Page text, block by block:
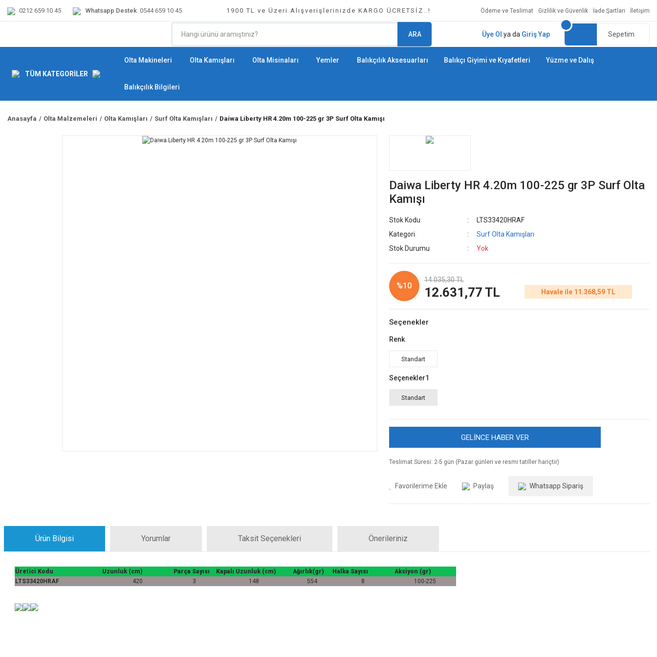
0212 659 10 45 Whatsapp Destek 0544 659 10 45 1900 TL ve Üzeri Alışverişlerinizde KARGO ÜCRETSİZ..! Ödeme ve Teslimat Gizlilik ve Güvenlik İade Şartları İletişim
ARA Üye Ol ya da Giriş Yap Sepetim
TÜM KATEGORİLER
Olta Makineleri Olta Kamışları Olta Misinaları Yemler Balıkçılık Aksesuarları Balıkçı Giyimi ve Kıyafetleri Yüzme ve Dalış
Balıkçılık Bilgileri
Anasayfa Olta Malzemeleri Olta Kamışları Surf Olta Kamışları Daiwa Liberty HR 4.20m 100-225 gr 3P Surf Olta Kamışı
Daiwa Liberty HR 4.20m 100-225 gr 3P Surf Olta
Kamışı
Stok Kodu
LTS33420HRAF
Kategori
Surf Olta Kamışları
Stok Durumu
Yok
%10
14.035,30 TL
12.631,77 TL Havale ile 11.368,59 TL
Seçenekler
Renk
Standart
Seçenekler1
Standart
GELİNCE HABER VER
Teslimat Süresi: 2-5 gün (Pazar günleri ve resmi tatiller hariçtir)
Paylaş Whatsapp Sipariş
Ürün Bilgisi Yorumlar Taksit Seçenekleri Önerileriniz
Üretici Kodu Uzunluk (cm) Parça Sayısı Kapalı Uzunluk (cm) Ağırlık(gr) Halka Sayısı
Aksiyon (gr)
LTS33420HRAF
420 3 148 554 8 100-225